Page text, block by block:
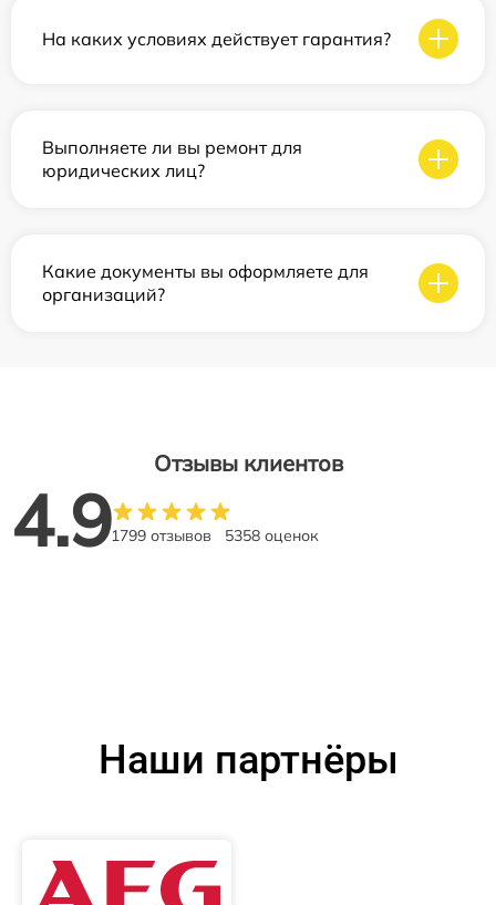
На каких условиях действует гарантия?
Выполняете ли вы ремонт для
юридических лиц?
Какие документы вы оформляете для
организаций?
Отзывы клиентов
4.91799 отзывов 5358 оценок
Наши партнёры